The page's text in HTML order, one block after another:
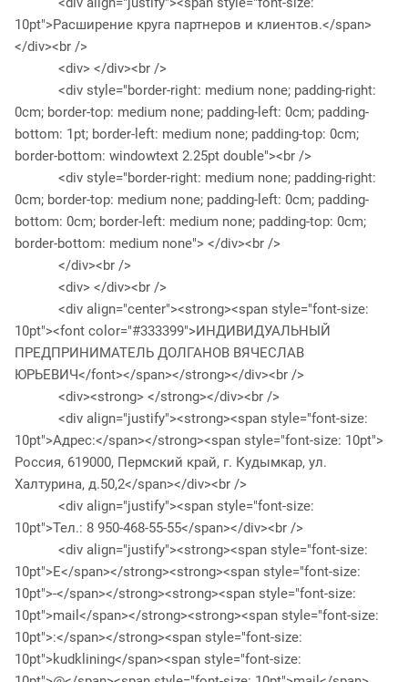
10pt">Расширение круга партнеров и клиентов.</span>
</div><br />
<div> </div><br />
<div style="border-right: medium none; padding-right:
0cm; border-top: medium none; padding-left: 0cm; padding-
bottom: 1pt; border-left: medium none; padding-top: 0cm;
border-bottom: windowtext 2.25pt double"><br />
<div style="border-right: medium none; padding-right:
0cm; border-top: medium none; padding-left: 0cm; padding-
bottom: 0cm; border-left: medium none; padding-top: 0cm;
border-bottom: medium none"> </div><br />
</div><br />
<div> </div><br />
<div align="center"><strong><span style="font-size:
10pt"><font color="#333399">ИНДИВИДУАЛЬНЫЙ
ПРЕДПРИНИМАТЕЛЬ ДОЛГАНОВ ВЯЧЕСЛАВ
ЮРЬЕВИЧ</font></span></strong></div><br />
<div><strong> </strong></div><br />
<div align="justify"><strong><span style="font-size:
10pt">Адрес:</span></strong><span style="font-size: 10pt">
Россия, 619000, Пермский край, г. Кудымкар, ул.
Халтурина, д.50,2</span></div><br />
<div align="justify"><span style="font-size:
10pt">Тел.: 8 950-468-55-55</span></div><br />
<div align="justify"><strong><span style="font-size:
10pt">E</span></strong><strong><span style="font-size:
10pt">-</span></strong><strong><span style="font-size:
10pt">mail</span></strong><strong><span style="font-size:
10pt">:</span></strong><span style="font-size:
10pt">kudklining</span><span style="font-size: